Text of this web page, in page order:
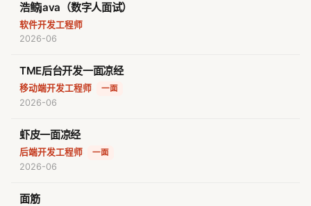
浩鲸java（数字人面试）
软件开发工程师
2026-06
TME后台开发一面凉经
移动端开发工程师 一面
2026-06
虾皮一面凉经
后端开发工程师 一面
2026-06
面筋